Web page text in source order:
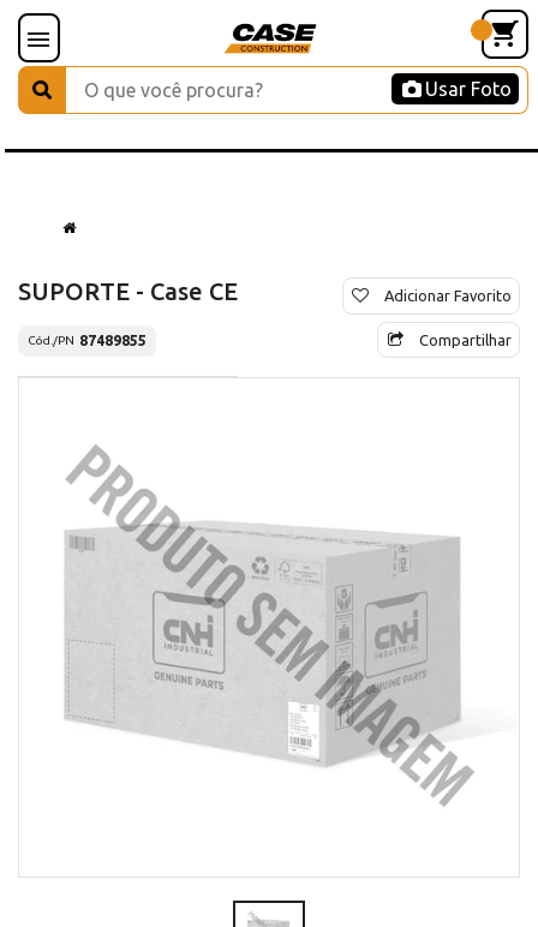
Usar Foto
SUPORTE - Case CE
Cód./PN 87489855
Adicionar Favorito
Compartilhar